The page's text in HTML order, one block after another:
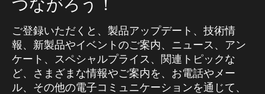
ご登録いただくと、製品アップデート、技術情
報、新製品やイベントのご案内、ニュース、アン
ケート、スペシャルプライス、関連トピックな
ど、さまざまな情報やご案内を、お電話やメー
ル、その他の電子コミュニケーションを通じて、